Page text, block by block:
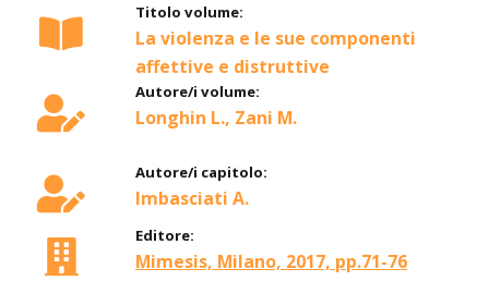
Titolo volume:
La violenza e le sue componenti
affettive e distruttive
Autore/i volume:
Longhin L., Zani M.
Autore/i capitolo:
Imbasciati A.
Editore:
Mimesis, Milano, 2017, pp.71-76